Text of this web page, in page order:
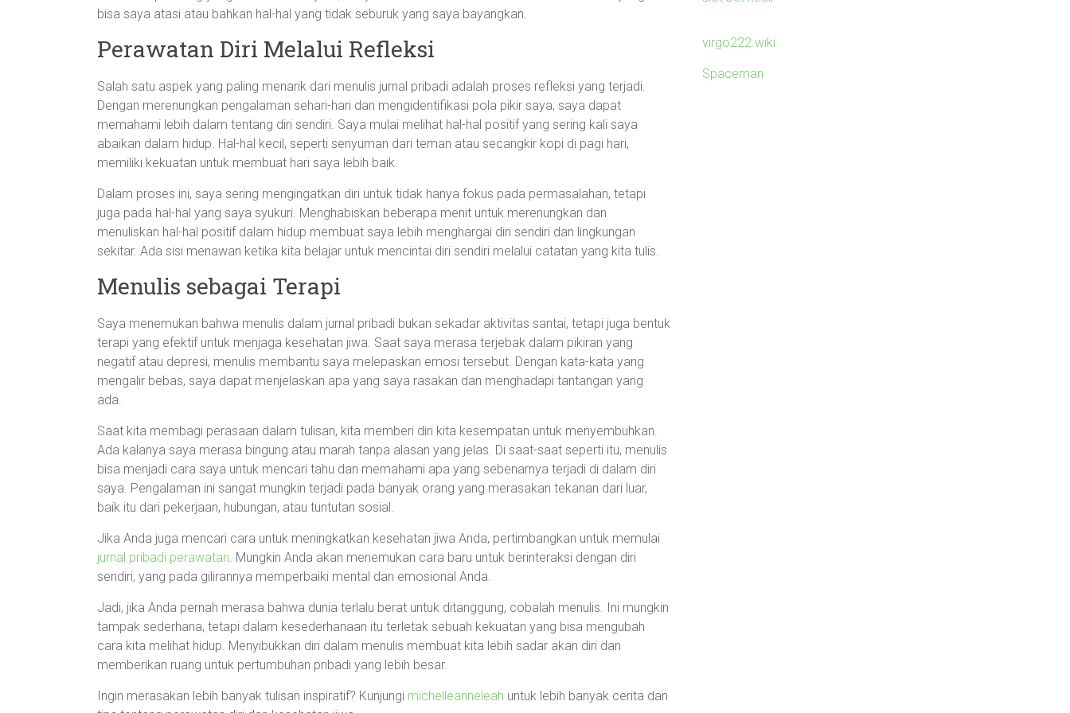
bisa saya atasi atau bahkan hal-hal yang tidak seburuk yang saya bayangkan.
Perawatan Diri Melalui Refleksi
Salah satu aspek yang paling menarik dari menulis jurnal pribadi adalah proses refleksi yang terjadi.
Dengan merenungkan pengalaman sehari-hari dan mengidentifikasi pola pikir saya, saya dapat
memahami lebih dalam tentang diri sendiri. Saya mulai melihat hal-hal positif yang sering kali saya
abaikan dalam hidup. Hal-hal kecil, seperti senyuman dari teman atau secangkir kopi di pagi hari,
memiliki kekuatan untuk membuat hari saya lebih baik.
Dalam proses ini, saya sering mengingatkan diri untuk tidak hanya fokus pada permasalahan, tetapi
juga pada hal-hal yang saya syukuri. Menghabiskan beberapa menit untuk merenungkan dan
menuliskan hal-hal positif dalam hidup membuat saya lebih menghargai diri sendiri dan lingkungan
sekitar. Ada sisi menawan ketika kita belajar untuk mencintai diri sendiri melalui catatan yang kita tulis.
Menulis sebagai Terapi
Saya menemukan bahwa menulis dalam jurnal pribadi bukan sekadar aktivitas santai, tetapi juga bentuk
terapi yang efektif untuk menjaga kesehatan jiwa. Saat saya merasa terjebak dalam pikiran yang
negatif atau depresi, menulis membantu saya melepaskan emosi tersebut. Dengan kata-kata yang
mengalir bebas, saya dapat menjelaskan apa yang saya rasakan dan menghadapi tantangan yang
ada.
Saat kita membagi perasaan dalam tulisan, kita memberi diri kita kesempatan untuk menyembuhkan.
Ada kalanya saya merasa bingung atau marah tanpa alasan yang jelas. Di saat-saat seperti itu, menulis
bisa menjadi cara saya untuk mencari tahu dan memahami apa yang sebenarnya terjadi di dalam diri
saya. Pengalaman ini sangat mungkin terjadi pada banyak orang yang merasakan tekanan dari luar,
baik itu dari pekerjaan, hubungan, atau tuntutan sosial.
Jika Anda juga mencari cara untuk meningkatkan kesehatan jiwa Anda, pertimbangkan untuk memulai
jurnal pribadi perawatan. Mungkin Anda akan menemukan cara baru untuk berinteraksi dengan diri
sendiri, yang pada gilirannya memperbaiki mental dan emosional Anda.
Jadi, jika Anda pernah merasa bahwa dunia terlalu berat untuk ditanggung, cobalah menulis. Ini mungkin
tampak sederhana, tetapi dalam kesederhanaan itu terletak sebuah kekuatan yang bisa mengubah
cara kita melihat hidup. Menyibukkan diri dalam menulis membuat kita lebih sadar akan diri dan
memberikan ruang untuk pertumbuhan pribadi yang lebih besar.
Ingin merasakan lebih banyak tulisan inspiratif? Kunjungi michelleanneleah untuk lebih banyak cerita dan
virgo222.wiki
Spaceman